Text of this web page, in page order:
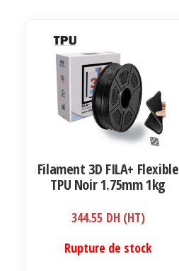
Filament 3D FILA+ Flexible
TPU Noir 1.75mm 1kg
344.55 DH (HT)
Rupture de stock